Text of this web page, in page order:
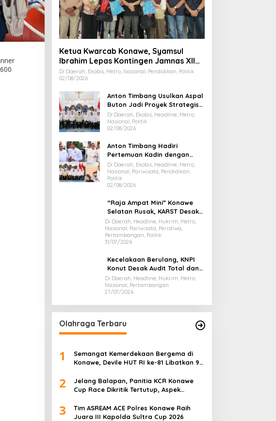
Ketua Kwarcab Konawe, Syamsul
Ibrahim Lepas Kontingen Jamnas XII
2026
Di Daerah, Ekobis, Metro, Nasional, Pendidikan, Politik
02/08/2026
Anton Timbang Usulkan Aspal
Buton Jadi Proyek Strategis
Nasional
Di Daerah, Ekobis, Headline, Metro,
Nasional, Politik
02/08/2026
Anton Timbang Hadiri
Pertemuan Kadin dengan
Presiden Prabowo, Bawa Misi
Majukan Ekonomi Sultra
Di Daerah, Ekobis, Headline, Metro,
Nasional, Pariwisata, Pendidikan,
Politik
02/08/2026
“Raja Ampat Mini” Konawe
Selatan Rusak, KARST Desak
Gubernur Evaluasi Total
Dispar Sultra
Di Daerah, Headline, Hukrim, Metro,
Nasional, Pariwisata, Peristiwa,
Pertambangan, Politik
31/07/2026
Kecelakaan Berulang, KNPI
Konut Desak Audit Total dan
Hentikan Hauling PT SPL
Di Daerah, Headline, Hukrim, Metro,
Nasional, Pertambangan
27/07/2026
Olahraga Terbaru
1
Semangat Kemerdekaan Bergema di
Konawe, Devile HUT RI ke-81 Libatkan 98
2
Jelang Balapan, Panitia KCR Konawe
Cup Race Dikritik Tertutup, Aspek
3
Tim ASREAM ACE Polres Konawe Raih
Juara III Kapolda Sultra Cup 2026